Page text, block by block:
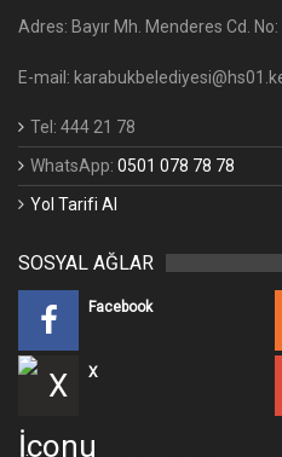
Adres: Bayır Mh. Menderes Cd.
E-mail:
Tel: 444 21 78
WhatsApp: 0501 078 78 78
Yol Tarifi Al
SOSYAL AĞLAR
Facebook
X